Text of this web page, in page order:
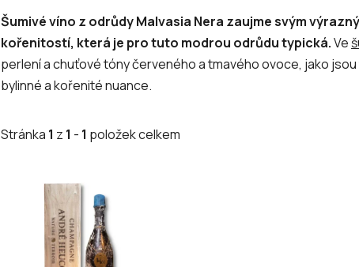
Šumivé víno z odrůdy Malvasia Nera zaujme svým
kořenitostí, která je pro tuto modrou odrůdu typická.Ve
perlení a chuťové tóny červeného a tmavého ovoce, jako
bylinné a kořenité nuance.
Stránka 1 z 1 - 1 položek celkem